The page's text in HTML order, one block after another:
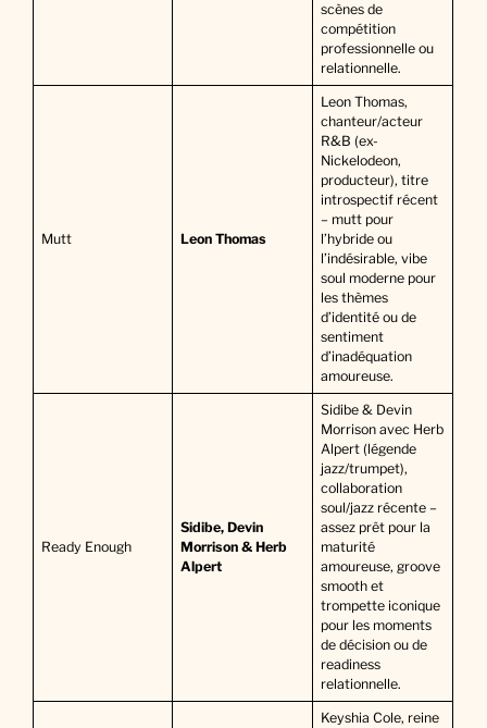
scènes de
compétition
professionnelle ou
relationnelle.
Mutt Leon Thomas
Leon Thomas,
chanteur/acteur
R&B (ex-
Nickelodeon,
producteur), titre
introspectif récent
– mutt pour
l’hybride ou
l’indésirable, vibe
soul moderne pour
les thèmes
d’identité ou de
sentiment
d’inadéquation
amoureuse.
Ready Enough
Sidibe, Devin
Morrison & Herb
Alpert
Sidibe & Devin
Morrison avec Herb
Alpert (légende
jazz/trumpet),
collaboration
soul/jazz récente –
assez prêt pour la
maturité
amoureuse, groove
smooth et
trompette iconique
pour les moments
de décision ou de
readiness
relationnelle.
Keyshia Cole, reine